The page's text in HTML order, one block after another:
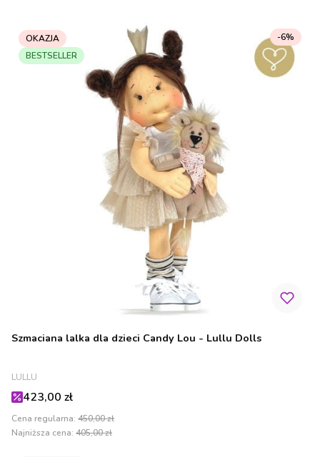
OKAZJA
BESTSELLER
Szmaciana lalka dla dzieci Candy Lou - Lullu Dolls
PRODUCENT
LULLU
Cena promocyjna
423,00 zł
Cena regularna: 450,00 zł
-6%
Najniższa cena: 405,00 zł